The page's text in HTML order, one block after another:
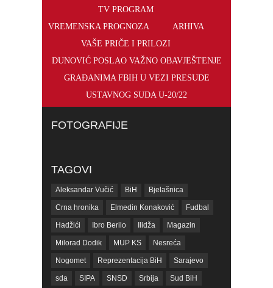
TV PROGRAM
VREMENSKA PROGNOZA
ARHIVA
VAŠE PRIČE I PRILOZI
DUNOVIĆ POSLAO VAŽNO OBAVJEŠTENJE
GRAĐANIMA FBIH U VEZI PRESUDE
USTAVNOG SUDA U-20/22
FOTOGRAFIJE
TAGOVI
Aleksandar Vučić BiH Bjelašnica
Crna hronika Elmedin Konaković Fudbal
Hadžići Ibro Berilo Ilidža Magazin
Milorad Dodik MUP KS Nesreća
Nogomet Reprezentacija BiH Sarajevo
sda SIPA SNSD Srbija Sud BiH